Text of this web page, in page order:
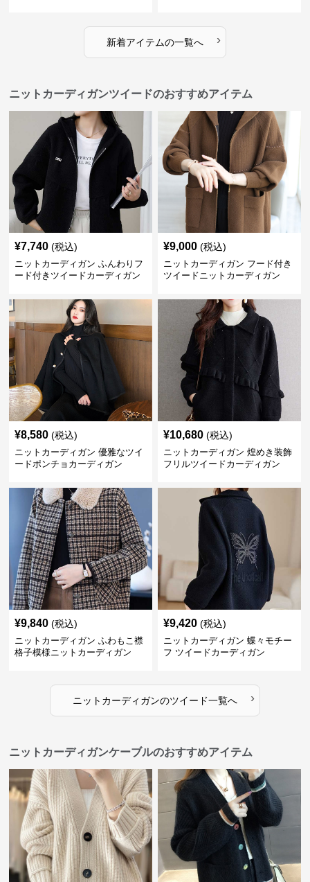
新着アイテムの一覧へ ›
ニットカーディガンツイードのおすすめアイテム
¥7,740 (税込)
ニットカーディガン ふんわりフ
ード付きツイードカーディガン
¥9,000 (税込)
ニットカーディガン フード付き
ツイードニットカーディガン
¥8,580 (税込)
ニットカーディガン 優雅なツイ
ードポンチョカーディガン
¥10,680 (税込)
ニットカーディガン 煌めき装飾
フリルツイードカーディガン
¥9,840 (税込)
ニットカーディガン ふわもこ襟
格子模様ニットカーディガン
¥9,420 (税込)
ニットカーディガン 蝶々モチー
フ ツイードカーディガン
ニットカーディガンのツイード一覧へ ›
ニットカーディガンケーブルのおすすめアイテム